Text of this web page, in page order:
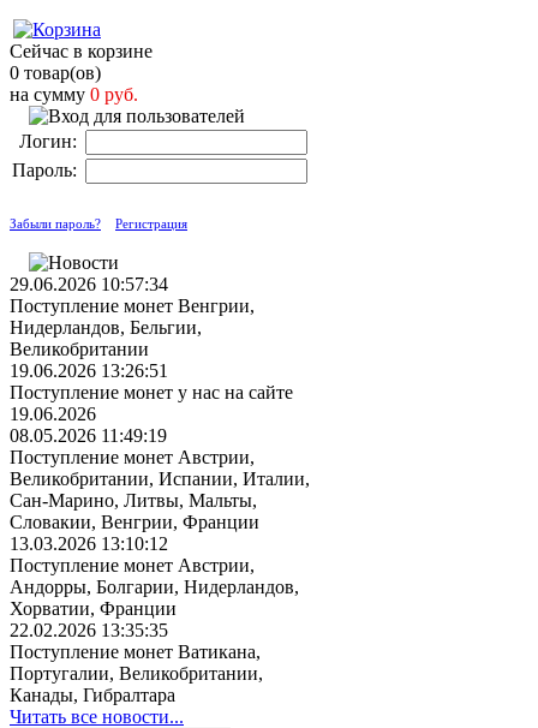
Сейчас в корзине
0 товар(ов)
на сумму 0 руб.
Логин:
Пароль:
Забыли пароль? Регистрация
29.06.2026 10:57:34
Поступление монет Венгрии,
Нидерландов, Бельгии,
Великобритании
19.06.2026 13:26:51
Поступление монет у нас на сайте
19.06.2026
08.05.2026 11:49:19
Поступление монет Австрии,
Великобритании, Испании, Италии,
Сан-Марино, Литвы, Мальты,
Словакии, Венгрии, Франции
13.03.2026 13:10:12
Поступление монет Австрии,
Андорры, Болгарии, Нидерландов,
Хорватии, Франции
22.02.2026 13:35:35
Поступление монет Ватикана,
Португалии, Великобритании,
Канады, Гибралтара
Читать все новости...